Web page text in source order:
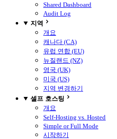
Shared Dashboard
Audit Log
지역
개요
캐나다 (CA)
유럽 연합 (EU)
뉴질랜드 (NZ)
영국 (UK)
미국 (US)
지역 변경하기
셀프 호스팅
개요
Self-Hosting vs. Hosted
Simple or Full Mode
시작하기